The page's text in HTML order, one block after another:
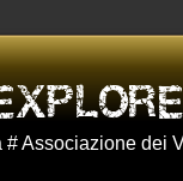
Associazione dei